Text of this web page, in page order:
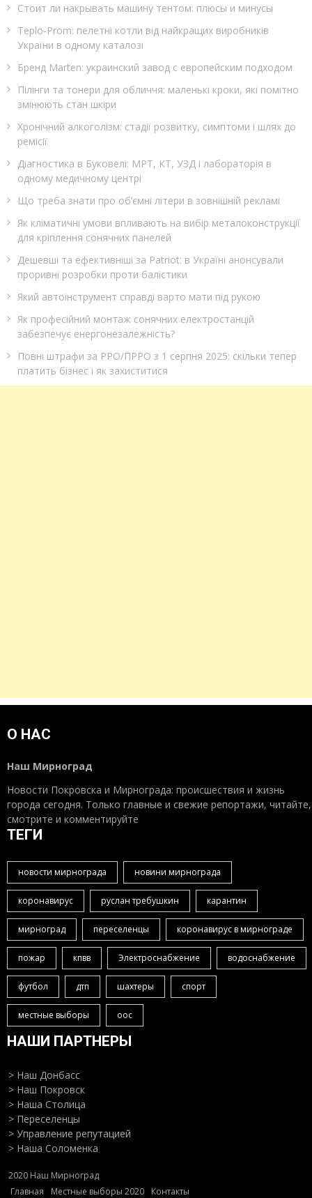
Стоит ли накрывать машину тентом: плюсы и минусы
Teplo‑Prom: пелетні котли від найкращих виробників
України в одному каталозі
Бренд Marten: украинский завод с европейским подходом
Пілінги та тонери для обличчя: маленькі кроки, які помітно
змінюють стан шкіри
Хронічний алкоголізм: стадії розвитку, симптоми і шлях до
ремісії
Діагностика в Буковелі: МРТ, КТ, УЗД і лабораторія в
одному медичному центрі
Що треба знати про об’ємні літери в зовнішній рекламі
Як кліматичні умови впливають на вибір металоконструкції
для кріплення сонячних панелей
Дешевші та ефективніші за Patriot: в Україні анонсували
проривні розробки проти балістики
Який автоінструмент справді варто мати під рукою
Як професійний монтаж сонячних електростанцій
забезпечує енергонезалежність?
Повні штрафи за РРО/ПРРО з 1 серпня 2025: скільки тепер
платить бізнес і як захиститися
О НАС
Наш Мирноград
Новости Покровска и Мирнограда: происшествия и жизнь
города сегодня. Только главные и свежие репортажи, читайте,
смотрите и комментируйте
ТЕГИ
новости мирнограда новини мирнограда
коронавирус руслан требушкин карантин
мирноград переселенцы коронавирус в мирнограде
пожар кпвв Электроснабжение водоснабжение
футбол дтп шахтеры спорт
местные выборы оос
НАШИ ПАРТНЕРЫ
> Наш Донбасс
> Наш Покровск
> Наша Столица
> Переселенцы
> Управление репутацией
> Наша Соломенка
2020 Наш Мирноград
Главная
Местные выборы 2020 Контакты